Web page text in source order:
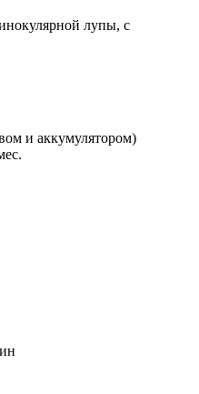
лупы, с
и аккумулятором)